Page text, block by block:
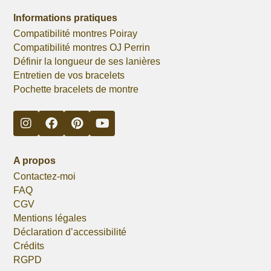
Informations pratiques
Compatibilité montres Poiray
Compatibilité montres OJ Perrin
Définir la longueur de ses lanières
Entretien de vos bracelets
Pochette bracelets de montre
A propos
Contactez-moi
FAQ
CGV
Mentions légales
Déclaration d’accessibilité
Crédits
RGPD